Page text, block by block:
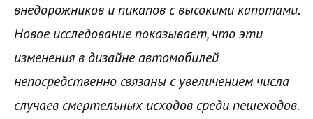
внедорожников и пикапов с высокими капотами.
Новое исследование показывает, что эти
изменения в дизайне автомобилей
непосредственно связаны с увеличением числа
случаев смертельных исходов среди пешеходов.